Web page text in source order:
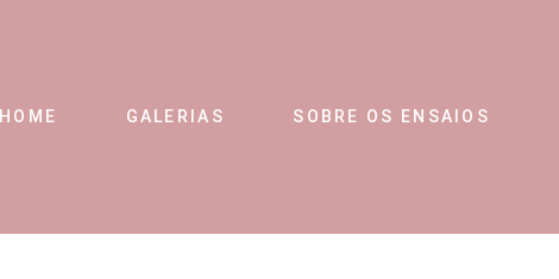
HOME GALERIAS SOBRE OS ENSAIOS